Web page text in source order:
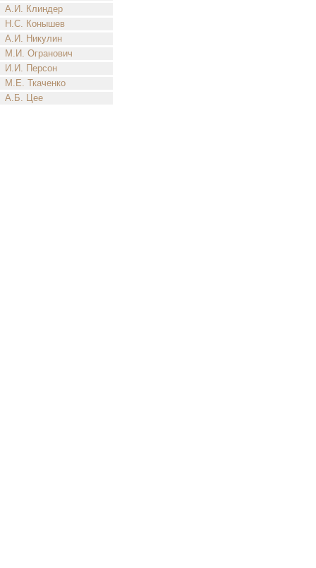
А.И. Клиндер
Н.С. Конышев
А.И. Никулин
М.И. Огранович
И.И. Персон
М.Е. Ткаченко
А.Б. Цее